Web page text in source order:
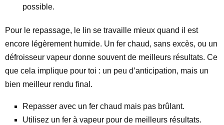
possible.
Pour le repassage, le lin se travaille mieux quand il est
encore légèrement humide. Un fer chaud, sans excès, ou un
défroisseur vapeur donne souvent de meilleurs résultats. Ce
que cela implique pour toi : un peu d’anticipation, mais un
bien meilleur rendu final.
Repasser avec un fer chaud mais pas brûlant.
Utilisez un fer à vapeur pour de meilleurs résultats.